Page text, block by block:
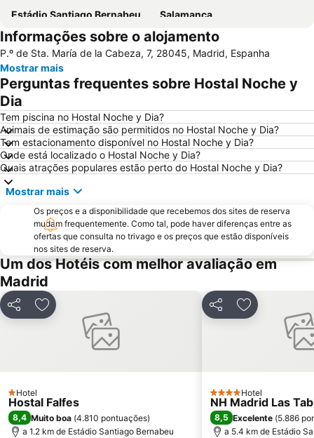
Estádio Santiago Bernabeu
Salamanca
Atocha
Estación Sur
Estadio Metropolitano Metro Station
Barajas
Metropolitano Metro Station
Chamartín
Estação de Atocha
De Chueca
Madrid
Madrid Arena
Parque de Atracciones de Madrid
Parque Retiro
Palacio de Vistalegre
Caja Mágica
Museu Nacional do Prado
Chamberí
Casino Gran Vía
Calle Serrano
Praça da Espanha
San Blas
Praça de touros das Ventas
Ibiza
Atocha Metro Station
Carabanchel
Malasaña
Gran Vía Metro Station
Tetuán
Praça da Cibeles
Centro Comercial Gran Vía de Hortaleza
Santiago Bernabéu Metro Station
Informações sobre o alojamento
P.º de Sta. María de la Cabeza, 7, 28045, Madrid, Espanha
Mostrar mais
Perguntas frequentes sobre Hostal Noche y
Dia
Tem piscina no Hostal Noche y Dia?
Animais de estimação são permitidos no Hostal Noche y Dia?
Tem estacionamento disponível no Hostal Noche y Dia?
Onde está localizado o Hostal Noche y Dia?
Quais atrações populares estão perto do Hostal Noche y Dia?
Mostrar mais
Os preços e a disponibilidade que recebemos dos sites de reserva
mudam frequentemente. Como tal, pode haver diferenças entre as
ofertas que consulta no trivago e os preços que estão disponíveis
nos sites de reserva.
Um dos Hotéis com melhor avaliação em
Madrid
PartilharAdicionar aos favoritos
1 Estrelas
Hotel
Hostal Falfes
8,4 Muito boa (4.810 pontuações)
a 1.2 km de Estádio Santiago Bernabeu
PartilharAdicionar
4 Estrelas
Hotel
NH Madrid Las
8,5 Excelente (5.886
a 5.4 km de Estádio